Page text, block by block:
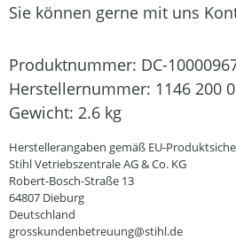
Sie können gerne mit uns
Produktnummer: DC-
Herstellernummer: 1146 200
Gewicht: 2.6 kg
Herstellerangaben gemäß EU-
Stihl Vetriebszentrale AG & Co. KG
Robert-Bosch-Straße 13
64807 Dieburg
Deutschland
grosskundenbetreuung@stihl.de